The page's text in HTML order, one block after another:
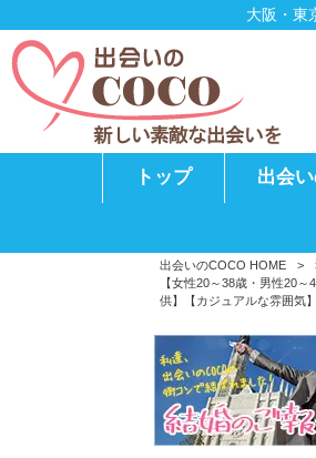
大阪・東
トップ 出会
出会いのCOCO HOME >
【女性20～38歳・男性20
供】【カジュアルな雰囲気